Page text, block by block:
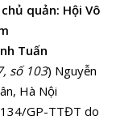
quản: Hội Vô
Tuấn
số 103) Nguyễn
Hà Nội
GP-TTĐT do